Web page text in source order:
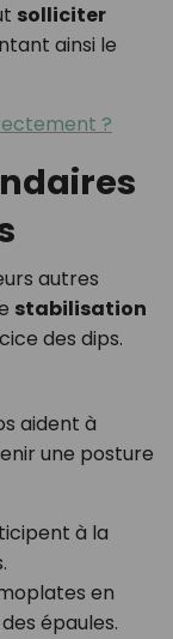
solliciter
ainsi le
?
autres
stabilisation
des dips.
aident à
une posture
à la
en
épaules.